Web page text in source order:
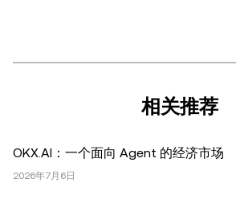
计信息，如果有) 仅供一般参考之用。
数据和图表时已采取了所有合理的谨慎
OKX。本文可以全文复制或分发，也
或更少的摘录，前提是此类使用是非商
相关推荐
OKX.AI：一个面向 Agent 的经济市场
2026年7月6日